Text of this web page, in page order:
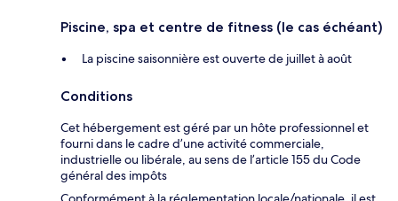
Piscine, spa et centre de fitness (le cas échéant)
La piscine saisonnière est ouverte de juillet à août
Conditions
Cet hébergement est géré par un hôte professionnel et
fourni dans le cadre d’une activité commerciale,
industrielle ou libérale, au sens de l’article 155 du Code
général des impôts